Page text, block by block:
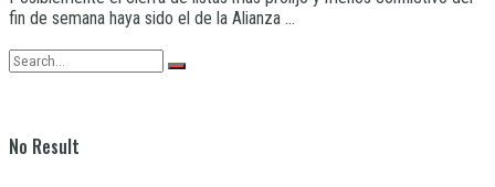
No Result
fin de semana haya sido el de la Alianza ...